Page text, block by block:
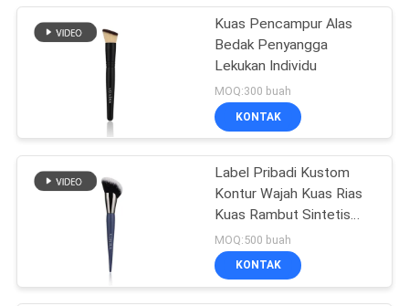
Set Kuas Rias
Profesional
Set Kuas Rias
Kuas Pencampur Alas
Bedak Penyangga
Lekukan Individu
MOQ:300 buah
KONTAK
Label Pribadi Kustom
Kontur Wajah Kuas Rias
Kuas Rambut Sintetis
Lembut Dengan
Pegangan Kayu
MOQ:500 buah
KONTAK